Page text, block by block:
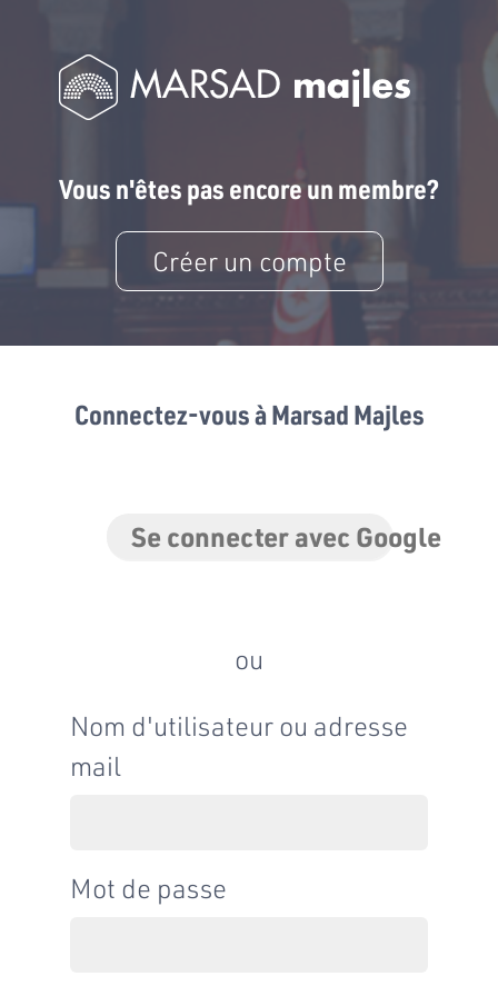
Vous n'êtes pas encore un membre?
Créer un compte
Connectez-vous à Marsad Majles
Se connecter avec Google
ou
Nom d'utilisateur ou adresse
mail
Mot de passe